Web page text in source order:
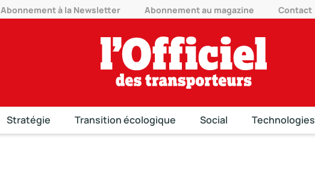
Abonnement à la Newsletter Abonnement au magazine Contact
Stratégie Transition écologique Social Technologies